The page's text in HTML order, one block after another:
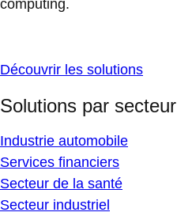
computing.
Découvrir les solutions
Solutions par secteur
Industrie automobile
Services financiers
Secteur de la santé
Secteur industriel